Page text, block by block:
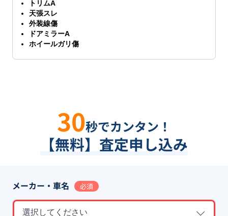
トリムA
天張スレ
外装線傷
ドアミラーA
ホイールガリ傷
30秒でカンタン！
【無料】査定申し込み
メーカー・車名 必須
選択してください